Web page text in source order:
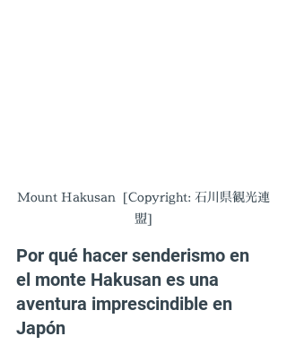
Mount Hakusan  [Copyright: 石川県観光連
盟]
Por qué hacer senderismo en
el monte Hakusan es una
aventura imprescindible en
Japón